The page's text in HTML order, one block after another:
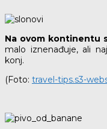
Na ovom kontinentu
malo iznenađuje, ali
konj.
(Foto: travel-tips.s3-